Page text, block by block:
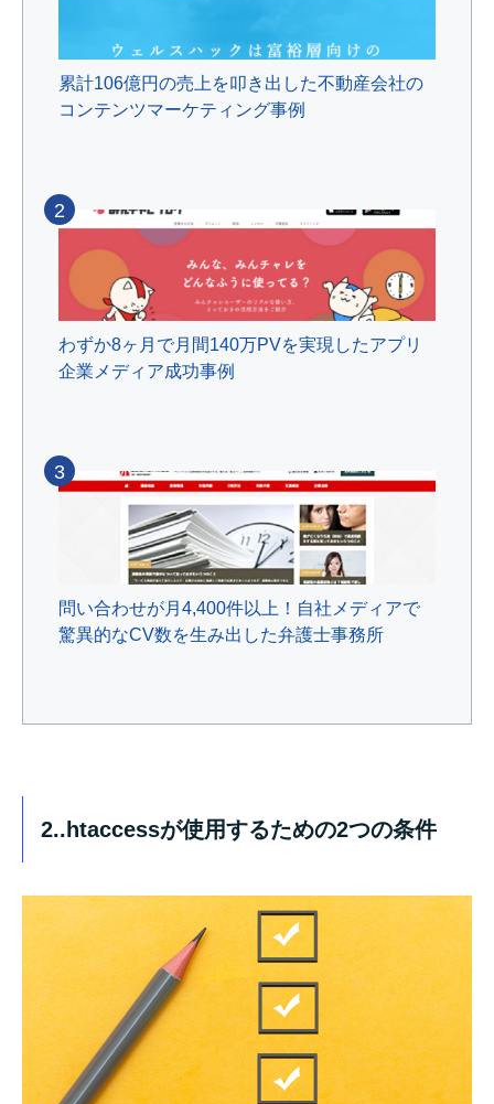
累計106億円の売上を叩き出した不動産会社の
コンテンツマーケティング事例
わずか8ヶ月で月間140万PVを実現したアプリ
企業メディア成功事例
2
問い合わせが月4,400件以上！自社メディアで
驚異的なCV数を生み出した弁護士事務所
3
2..htaccessが使用するための2つの条件